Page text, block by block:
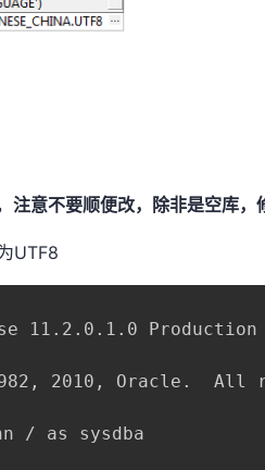
注意不要顺便改，除非是空库，
UTF8
11.2.0.1.0 Production
2010, Oracle.  All
/ as sysdba